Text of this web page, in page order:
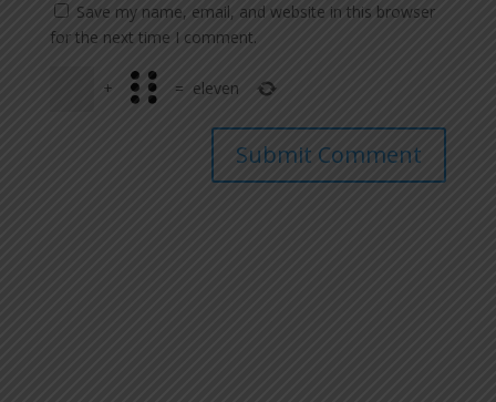
Save my name, email, and website in this browser
for the next time I comment.
+ = eleven